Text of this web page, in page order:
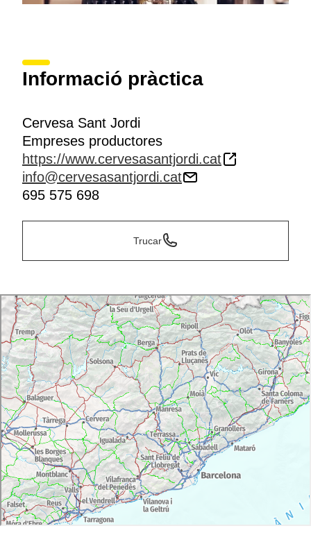
Informació pràctica
Cervesa Sant Jordi
Empreses productores
https://www.cervesasantjordi.cat
info@cervesasantjordi.cat
695 575 698
Trucar